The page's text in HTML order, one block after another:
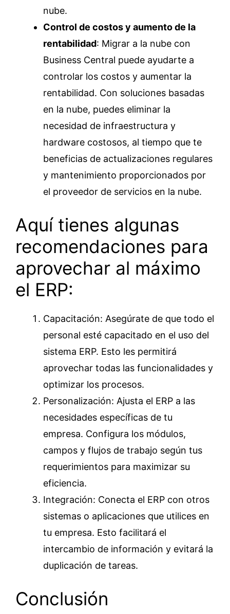
nube.
Control de costos y aumento de la
rentabilidad: Migrar a la nube con
Business Central puede ayudarte a
controlar los costos y aumentar la
rentabilidad. Con soluciones basadas
en la nube, puedes eliminar la
necesidad de infraestructura y
hardware costosos, al tiempo que te
beneficias de actualizaciones regulares
y mantenimiento proporcionados por
el proveedor de servicios en la nube.
Aquí tienes algunas
recomendaciones para
aprovechar al máximo
el ERP:
Capacitación: Asegúrate de que todo el
personal esté capacitado en el uso del
sistema ERP. Esto les permitirá
aprovechar todas las funcionalidades y
optimizar los procesos.
Personalización: Ajusta el ERP a las
necesidades específicas de tu
empresa. Configura los módulos,
campos y flujos de trabajo según tus
requerimientos para maximizar su
eficiencia.
Integración: Conecta el ERP con otros
sistemas o aplicaciones que utilices en
tu empresa. Esto facilitará el
intercambio de información y evitará la
duplicación de tareas.
Conclusión